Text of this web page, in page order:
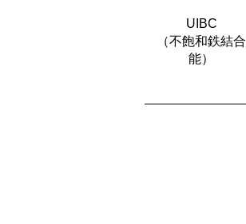
UIBC
（不飽和鉄結合
能）